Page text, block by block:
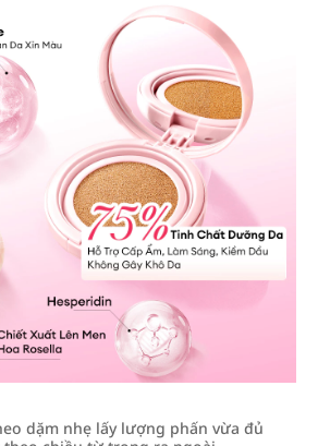
dặm nhẹ lấy lượng phấn vừa đủ